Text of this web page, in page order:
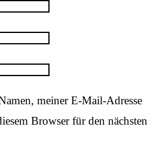
meiner E-Mail-Adresse
Browser für den nächsten